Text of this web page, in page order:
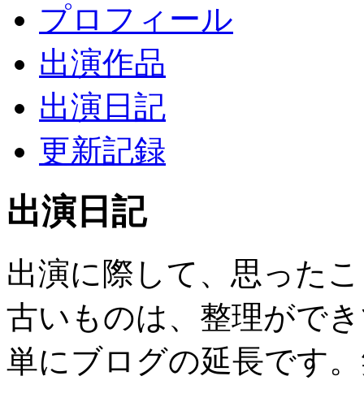
プロフィール
出演作品
出演日記
更新記録
出演日記
出演に際して、思った
古いものは、整理がで
単にブログの延長です